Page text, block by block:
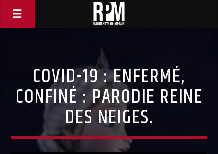
COVID-19 : ENFERMÉ,
CONFINÉ : PARODIE REINE
DES NEIGES.